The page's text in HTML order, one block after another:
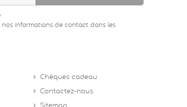
informations de contact dans les
Chèques cadeau
Contactez-nous
Sitemap